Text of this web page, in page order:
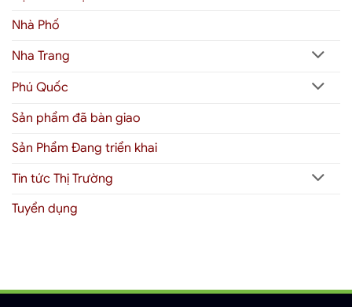
Nhà Phố
Nha Trang
Phú Quốc
Sản phẩm đã bàn giao
Sản Phẩm Đang triển khai
Tin tức Thị Trường
Tuyển dụng